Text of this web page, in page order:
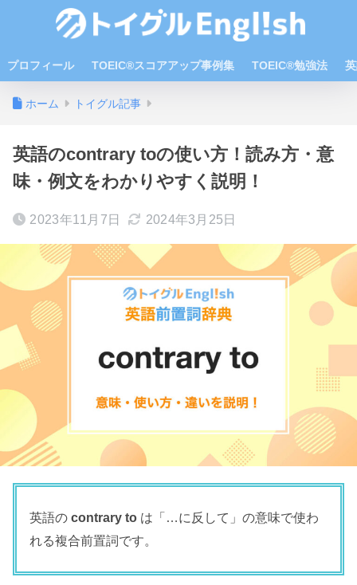
プロフィール TOEIC®スコアアップ事例集 TOEIC®勉強法
ホーム トイグル記事
英語のcontrary toの使い方！読み方・意
味・例文をわかりやすく説明！
2023年11月7日 2024年3月25日
英語の contrary to は「…に反して」の意味で使わ
れる複合前置詞です。